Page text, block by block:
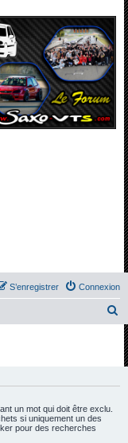
Connexion
S’enregistrer
e
un mot qui doit être exclu.
si uniquement un des
pour des recherches